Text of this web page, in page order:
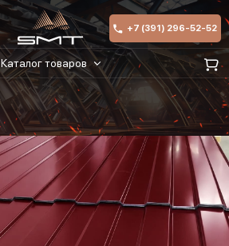
+7 (391) 296-52-52
Каталог товаров